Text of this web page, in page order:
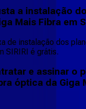
a instalação
Mais Fibra em
de instalação dos
SIRIRI é grátis.
e assinar o
óptica da Giga